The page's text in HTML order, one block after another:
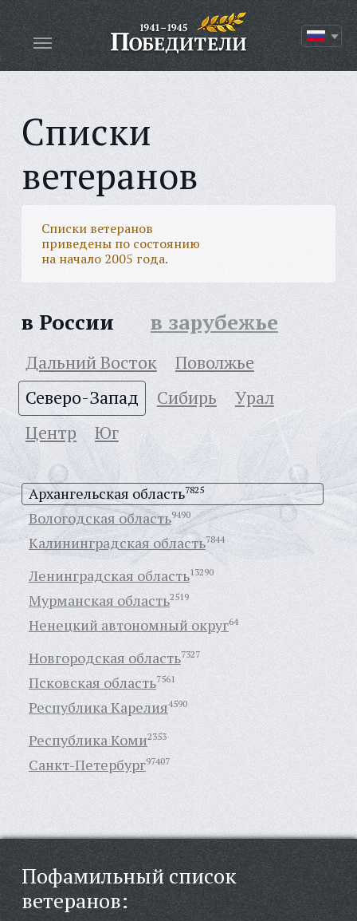
Списки
ветеранов
Списки ветеранов
приведены по состоянию
на начало 2005 года.
в России в зарубежье
Дальний Восток
Поволжье
Северо-Запад
Сибирь
Урал
Центр
Юг
Архангельская область7825
Вологодская область9490
Калининградская область7844
Ленинградская область13290
Мурманская область2519
Ненецкий автономный округ64
Новгородская область7327
Псковская область7561
Республика Карелия4590
Республика Коми2353
Санкт-Петербург97407
Пофамильный список
ветеранов: